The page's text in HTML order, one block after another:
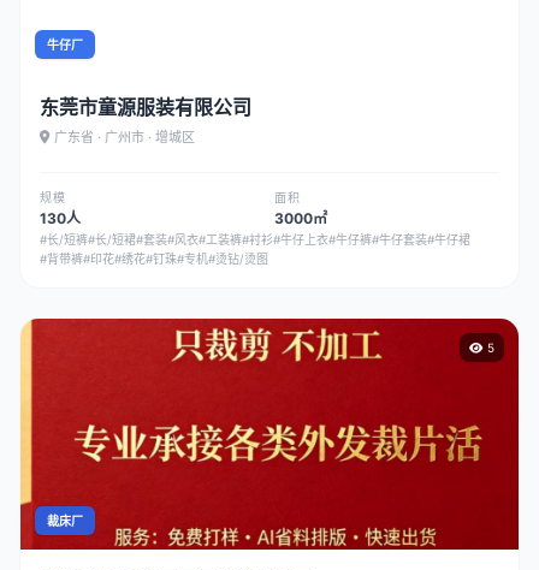
牛仔厂
东莞市童源服装有限公司
广东省 · 广州市 · 增城区
规模
130人
面积
3000㎡
#长/短裤#长/短裙#套装#风衣#工装裤#衬衫#牛仔上衣#牛仔裤#牛仔套装#牛仔裙
#背带裤#印花#绣花#钉珠#专机#烫钻/烫图
5
裁床厂